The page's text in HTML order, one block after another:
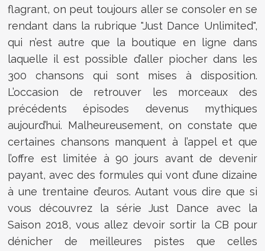
flagrant, on peut toujours aller se consoler en se
rendant dans la rubrique "Just Dance Unlimited",
qui n’est autre que la boutique en ligne dans
laquelle il est possible d’aller piocher dans les
300 chansons qui sont mises à disposition.
L’occasion de retrouver les morceaux des
précédents épisodes devenus mythiques
aujourd’hui. Malheureusement, on constate que
certaines chansons manquent à l’appel et que
l’offre est limitée à 90 jours avant de devenir
payant, avec des formules qui vont d’une dizaine
à une trentaine d’euros. Autant vous dire que si
vous découvrez la série Just Dance avec la
Saison 2018, vous allez devoir sortir la CB pour
dénicher de meilleures pistes que celles